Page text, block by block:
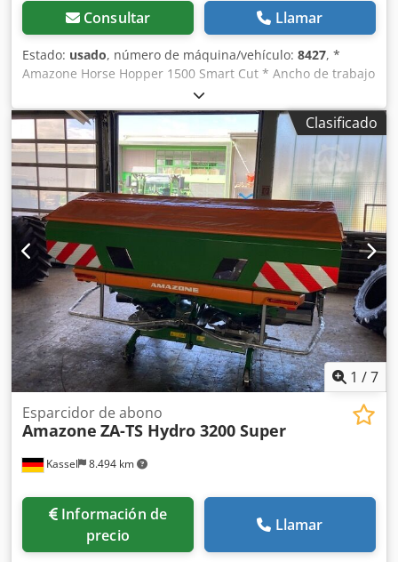
Consultar Llamar
Estado: usado, número de máquina/vehículo: 8427, *
Amazone Horse Hopper 1500 Smart Cut * Ancho de trabajo
1,50 m * Capacidad de tolva de recogida 1.500 l *
Enganche de 3 puntos para tractor * Cuchillas de ala H60 *
Rodillos de apoyo * Dispositivo de triturado (mulching) *
Toma de fuerza con rueda libre * Tolva de recogida con
vaciado hidráulico del suelo * Velocidad de rotación 2.650
rpm Djdpforhy H Rjx Aifskr * Indicador de nivel de llenado
-----Número interno de vehículo: 8427 ¡Soporte por
WhatsApp disponible! Si tiene preguntas sobre la máquina
o necesita más información, no dude en escribirnos
cómodamente por WhatsApp. Whatsapp Whatsapp ----
Sujeto a errores y venta previa.
Clasificado
1 /7
Kassel 8.494 km
Esparcidor de abono
Amazone ZA-TS Hydro 3200 Super
Información de
precio
Llamar